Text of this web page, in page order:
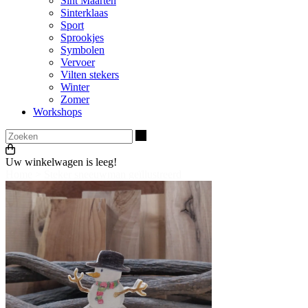
Sinterklaas
Sport
Sprookjes
Symbolen
Vervoer
Vilten stekers
Winter
Zomer
Workshops
Uw winkelwagen is leeg!